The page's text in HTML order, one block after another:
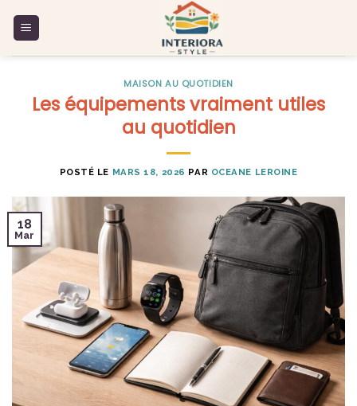
MAISON AU QUOTIDIEN
Les équipements vraiment utiles
au quotidien
POSTÉ LE MARS 18, 2026 PAR OCEANE LEROINE
18
Mar